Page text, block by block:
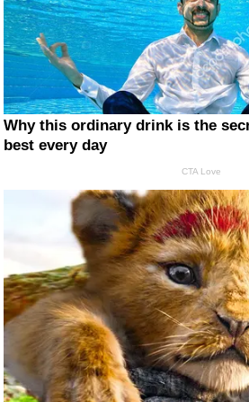
Why this ordinary drink is the
best every day
CTA Love